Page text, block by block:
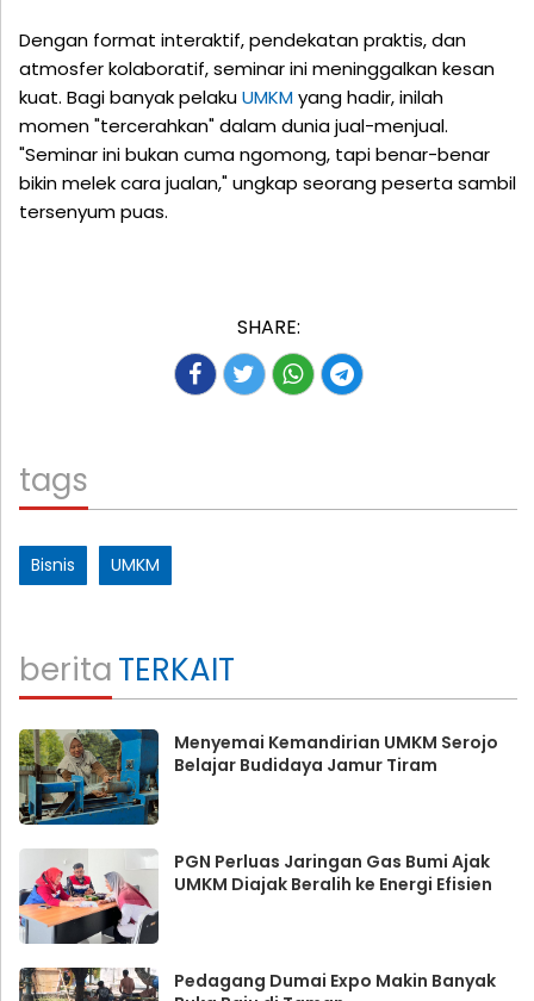
Dengan format interaktif, pendekatan praktis, dan
atmosfer kolaboratif, seminar ini meninggalkan kesan
kuat. Bagi banyak pelakuUMKMyang hadir, inilah
momen "tercerahkan" dalam dunia jual-menjual.
"Seminar ini bukan cuma ngomong, tapi benar-benar
bikin melek cara jualan," ungkap seorang peserta sambil
tersenyum puas.
SHARE:
tags
Bisnis UMKM
beritaTERKAIT
Menyemai Kemandirian UMKM Serojo
Belajar Budidaya Jamur Tiram
PGN Perluas Jaringan Gas Bumi Ajak
UMKM Diajak Beralih ke Energi Efisien
Pedagang Dumai Expo Makin Banyak